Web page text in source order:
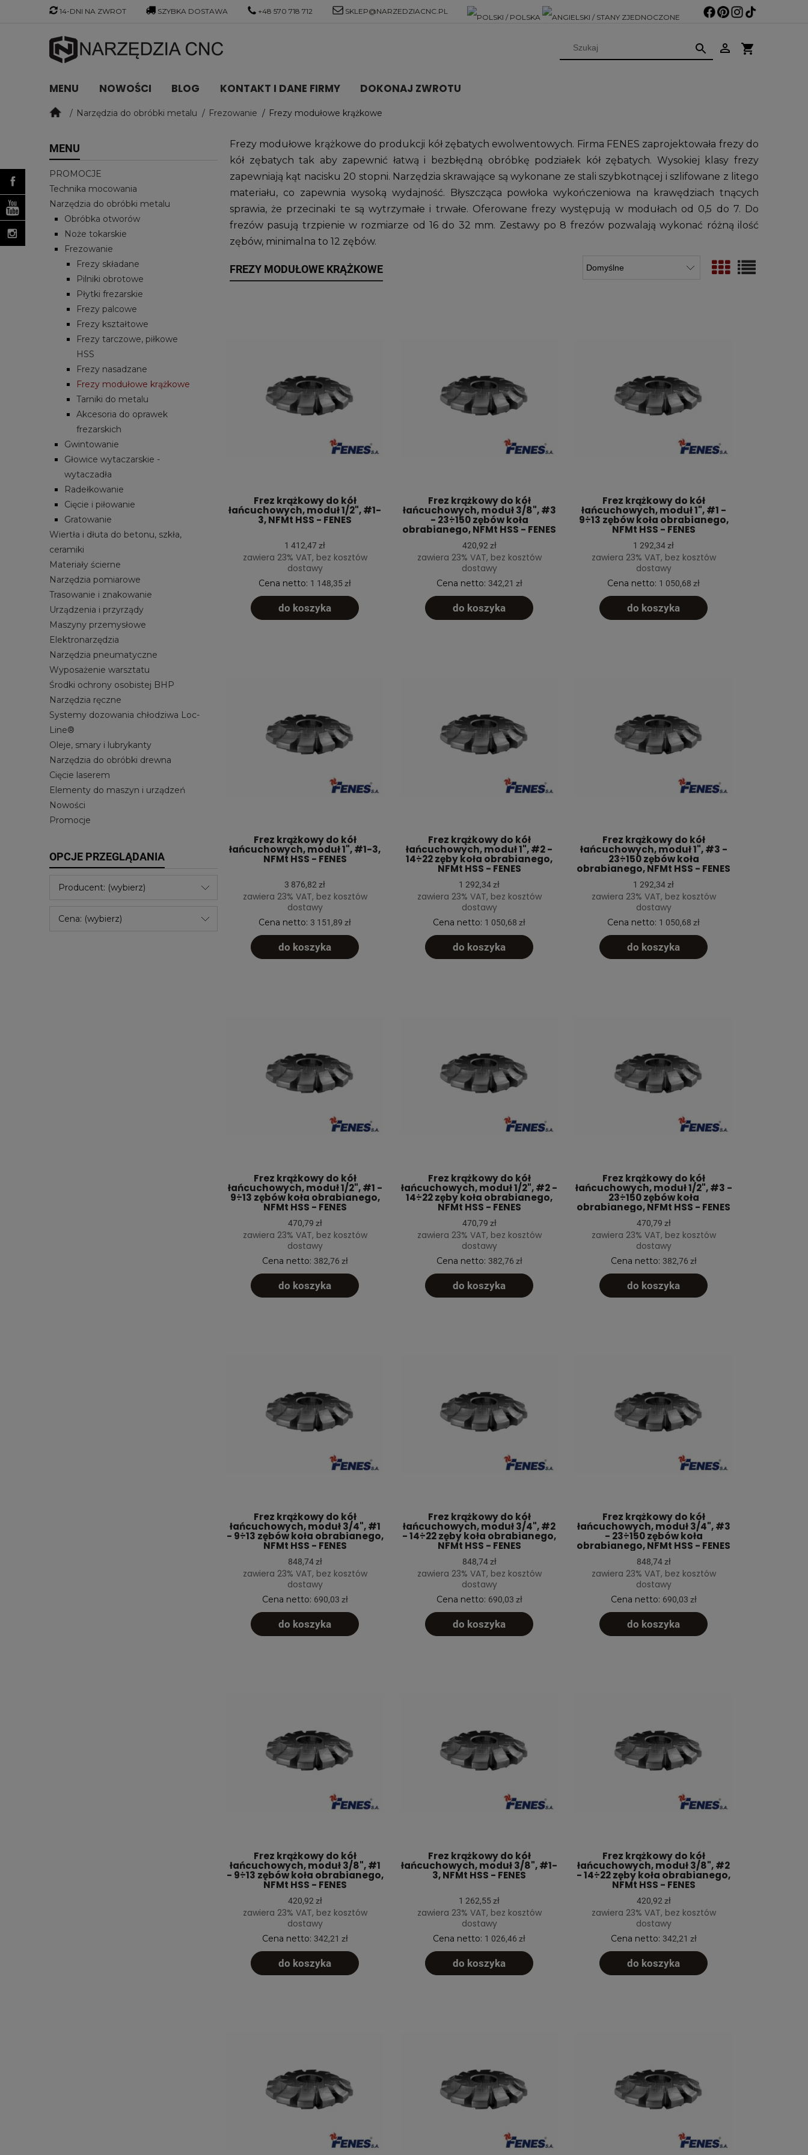
14-DNI NA ZWROT SZYBKA DOSTAWA +48 570 718 712 SKLEP@NARZEDZIACNC.PL
MENU NOWOŚCI BLOG KONTAKT I DANE FIRMY DOKONAJ ZWROTU
Narzędzia do obróbki metalu Frezowanie Frezy modułowe krążkowe
MENU
PROMOCJE
Technika mocowania
Narzędzia do obróbki metalu
Obróbka otworów
Noże tokarskie
Frezowanie
Frezy składane
Pilniki obrotowe
Płytki frezarskie
Frezy palcowe
Frezy kształtowe
Frezy tarczowe, piłkowe
HSS
Frezy nasadzane
Frezy modułowe krążkowe
Tarniki do metalu
Akcesoria do oprawek
frezarskich
Gwintowanie
Głowice wytaczarskie -
wytaczadła
Radełkowanie
Cięcie i piłowanie
Gratowanie
Wiertła i dłuta do betonu, szkła,
ceramiki
Materiały ścierne
Narzędzia pomiarowe
Trasowanie i znakowanie
Urządzenia i przyrządy
Maszyny przemysłowe
Elektronarzędzia
Narzędzia pneumatyczne
Wyposażenie warsztatu
Środki ochrony osobistej BHP
Narzędzia ręczne
Systemy dozowania chłodziwa Loc-
Line®
Oleje, smary i lubrykanty
Narzędzia do obróbki drewna
Cięcie laserem
Elementy do maszyn i urządzeń
Nowości
Promocje
OPCJE PRZEGLĄDANIA
Producent: (wybierz)
Cena: (wybierz)
Frezy modułowe krążkowe do produkcji kół zębatych ewolwentowych. Firma FENES zaprojektowała frezy do
kół zębatych tak aby zapewnić łatwą i bezbłędną obróbkę podziałek kół zębatych. Wysokiej klasy frezy
zapewniają kąt nacisku 20 stopni. Narzędzia skrawające są wykonane ze stali szybkotnącej i szlifowane z litego
materiału, co zapewnia wysoką wydajność. Błyszcząca powłoka wykończeniowa na krawędziach tnących
sprawia, że przecinaki te są wytrzymałe i trwałe. Oferowane frezy występują w modułach od 0,5 do 7. Do
frezów pasują trzpienie w rozmiarze od 16 do 32 mm. Zestawy po 8 frezów pozwalają wykonać różną ilość
zębów, minimalna to 12 zębów.
FREZY MODUŁOWE KRĄŻKOWE
Frez krążkowy do kół
łańcuchowych, moduł 1/2", #1-
3, NFMt HSS - FENES
1 412,47 zł
zawiera 23% VAT, bez kosztów
dostawy
Cena netto: 1 148,35 zł
do koszyka
Frez krążkowy do kół
łańcuchowych, moduł 3/8", #3
- 23÷150 zębów koła
obrabianego, NFMt HSS - FENES
420,92 zł
zawiera 23% VAT, bez kosztów
dostawy
Cena netto: 342,21 zł
do koszyka
Frez krążkowy do kół
łańcuchowych, moduł 1", #1 -
9÷13 zębów koła obrabianego,
NFMt HSS - FENES
1 292,34 zł
zawiera 23% VAT, bez kosztów
dostawy
Cena netto: 1 050,68 zł
do koszyka
Frez krążkowy do kół
łańcuchowych, moduł 1", #1-3,
NFMt HSS - FENES
3 876,82 zł
zawiera 23% VAT, bez kosztów
dostawy
Cena netto: 3 151,89 zł
do koszyka
Frez krążkowy do kół
łańcuchowych, moduł 1", #2 -
14÷22 zęby koła obrabianego,
NFMt HSS - FENES
1 292,34 zł
zawiera 23% VAT, bez kosztów
dostawy
Cena netto: 1 050,68 zł
do koszyka
Frez krążkowy do kół
łańcuchowych, moduł 1", #3 -
23÷150 zębów koła
obrabianego, NFMt HSS - FENES
1 292,34 zł
zawiera 23% VAT, bez kosztów
dostawy
Cena netto: 1 050,68 zł
do koszyka
Frez krążkowy do kół
łańcuchowych, moduł 1/2", #1 -
9÷13 zębów koła obrabianego,
NFMt HSS - FENES
470,79 zł
zawiera 23% VAT, bez kosztów
dostawy
Cena netto: 382,76 zł
do koszyka
Frez krążkowy do kół
łańcuchowych, moduł 1/2", #2 -
14÷22 zęby koła obrabianego,
NFMt HSS - FENES
470,79 zł
zawiera 23% VAT, bez kosztów
dostawy
Cena netto: 382,76 zł
do koszyka
Frez krążkowy do kół
łańcuchowych, moduł 1/2", #3 -
23÷150 zębów koła
obrabianego, NFMt HSS - FENES
470,79 zł
zawiera 23% VAT, bez kosztów
dostawy
Cena netto: 382,76 zł
do koszyka
Frez krążkowy do kół
łańcuchowych, moduł 3/4", #1
- 9÷13 zębów koła obrabianego,
NFMt HSS - FENES
848,74 zł
zawiera 23% VAT, bez kosztów
dostawy
Cena netto: 690,03 zł
do koszyka
Frez krążkowy do kół
łańcuchowych, moduł 3/4", #2
- 14÷22 zęby koła obrabianego,
NFMt HSS - FENES
848,74 zł
zawiera 23% VAT, bez kosztów
dostawy
Cena netto: 690,03 zł
do koszyka
Frez krążkowy do kół
łańcuchowych, moduł 3/4", #3
- 23÷150 zębów koła
obrabianego, NFMt HSS - FENES
848,74 zł
zawiera 23% VAT, bez kosztów
dostawy
Cena netto: 690,03 zł
do koszyka
Frez krążkowy do kół
łańcuchowych, moduł 3/8", #1
- 9÷13 zębów koła obrabianego,
NFMt HSS - FENES
420,92 zł
zawiera 23% VAT, bez kosztów
dostawy
Cena netto: 342,21 zł
do koszyka
Frez krążkowy do kół
łańcuchowych, moduł 3/8", #1-
3, NFMt HSS - FENES
1 262,55 zł
zawiera 23% VAT, bez kosztów
dostawy
Cena netto: 1 026,46 zł
do koszyka
Frez krążkowy do kół
łańcuchowych, moduł 3/8", #2
- 14÷22 zęby koła obrabianego,
NFMt HSS - FENES
420,92 zł
zawiera 23% VAT, bez kosztów
dostawy
Cena netto: 342,21 zł
do koszyka